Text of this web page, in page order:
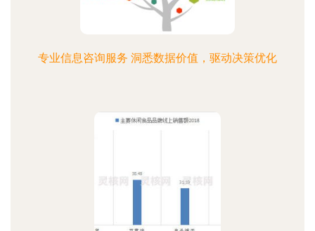
专业信息咨询服务 洞悉数据价值，驱动决策优化